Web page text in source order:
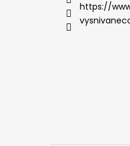
https://